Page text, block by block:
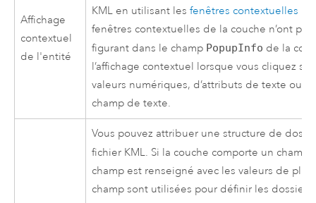
Affichage
contextuel
de l'entité
KML en utilisant lesfenêtres contextuelles
fenêtres contextuelles de la couche n’ont
figurant dans le champ PopupInfo de la
l’affichage contextuel lorsque vous cliquez
valeurs numériques, d’attributs de texte ou
champ de texte.
Vous pouvez attribuer une structure de
fichier KML. Si la couche comporte un champ
champ est renseigné avec les valeurs de
champ sont utilisées pour définir les